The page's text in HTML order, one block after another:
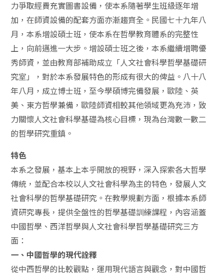
力爭取經費充實圖書設備，使本系隨著學生班級逐年增
加，在師資設備的配套方面亦漸趨齊全。民國七十九年八
月，本系增設碩士班，使本系在哲學教育體系的完整性
上，向前邁進一大步。增設碩士班之後，本系繼續增聘優
秀師資，並由教育部補助成立「人文社會科學哲學基礎研
究室」，對於本系發展特色的形成有很大的俾益。八十八
年八月，成立博士班，至今學碩博完備發展，歐陸、英
美、東方哲學兼備，歐陸師資相較其他領域更為充沛，致
力關懷人文社會科學基礎為核心目標，現為台灣數一數二
的哲學研究重鎮。
特色
本系之發展，基本上本乎開放的視野，深入探索各大哲學
傳統，並配合本校以人文社會科學為主的特色，發展人文
社會科學的哲學基礎研究。在教學規劃方面，根據本系師
資研究專長，提供全盤性的哲學基礎訓練課程，內容涵蓋
中國哲學、西洋哲學與人文社會科學哲學基礎研究三方
面：
一、中國哲學的現代詮釋
從中西哲學的比較觀點，運用現代語言與觀念，對中國哲